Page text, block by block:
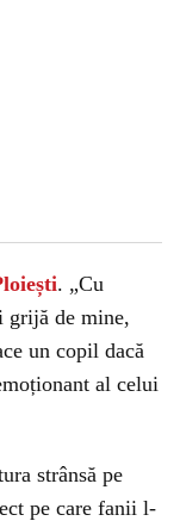
. „Cu
grijă de mine,
un copil dacă
al celui
strânsă pe
pe care fanii l-